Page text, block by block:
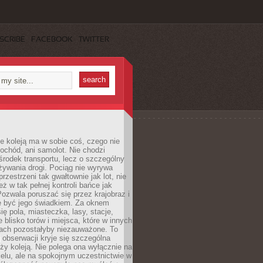
FACEBOOK TWITTER
koleją ma w sobie coś, czego nie
ani samolot. Nie chodzi
transportu, lecz o szczególny
drogi. Pociąg nie wyrywa
tak gwałtownie jak lot, nie
w tak pełnej kontroli bańce jak
poruszać się przez krajobraz i
być jego świadkiem. Za oknem
pola, miasteczka, lasy, stacje,
blisko torów i miejsca, które w innych
pozostałyby niezauważone. To
obserwacji kryje się szczególna
koleją. Nie polega ona wyłącznie na
ale na spokojnym uczestnictwie w